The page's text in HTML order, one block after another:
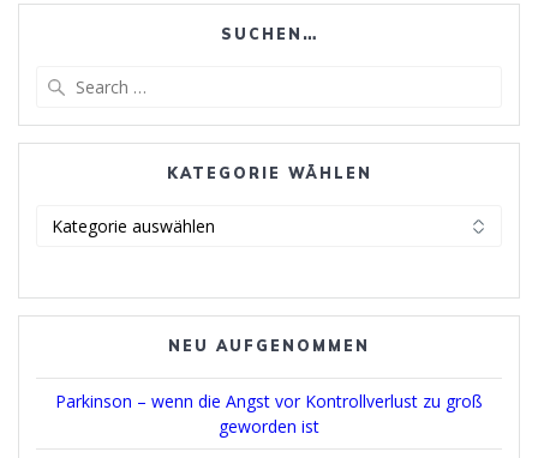
SUCHEN…
KATEGORIE WÄHLEN
NEU AUFGENOMMEN
Parkinson – wenn die Angst vor Kontrollverlust zu groß
geworden ist